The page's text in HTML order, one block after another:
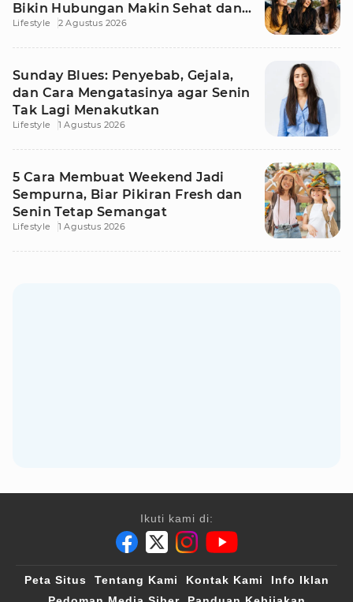
Bikin Hubungan Makin Sehat dan
Awet
Lifestyle 2 Agustus 2026
Sunday Blues: Penyebab, Gejala,
dan Cara Mengatasinya agar Senin
Tak Lagi Menakutkan
Lifestyle 1 Agustus 2026
5 Cara Membuat Weekend Jadi
Sempurna, Biar Pikiran Fresh dan
Senin Tetap Semangat
Lifestyle 1 Agustus 2026
Ikuti kami di:
Peta Situs Tentang Kami Kontak Kami
Info Iklan